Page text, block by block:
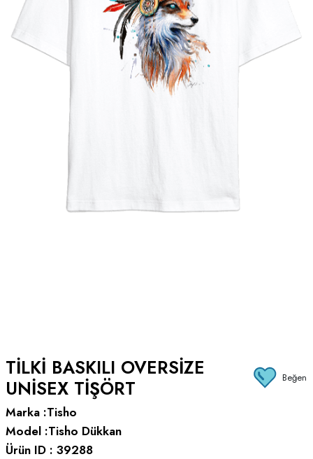
TILKI BASKILI OVERSIZE
UNISEX TIŞÖRT
Beğen
Marka :Tisho
Model :Tisho Dükkan
Ürün ID : 39288